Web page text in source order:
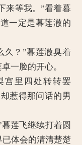
来等我。”看着暮
一定是暮莲澈的
？”暮莲澈臭着
一脸的开心。
里四处转转罢
惹得那问话的男
莲飞继续打着圆
体会的清清楚楚